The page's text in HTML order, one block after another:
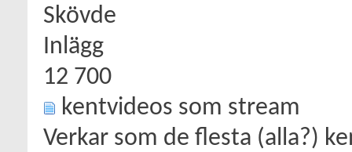
Skövde
Inlägg
12 700
kentvideos som stream
Verkar som de flesta (alla?)